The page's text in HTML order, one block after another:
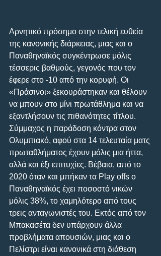
Αρνητικό πρόσημο στην τελική ευθεία
της κανονικής διάρκειας, μιας και ο
Παναθηναϊκός συγκέντρωσε μόλις
τέσσερις βαθμούς, γεγονός που τον
έφερε στο -10 από την κορυφή. Οι
«Πράσινοι» ξεκουράστηκαν και θέλουν
να μπουν στο μίνι πρωτάθλημα και να
εξαντλήσουν τις πιθανότητες τίτλου.
Σύμμαχος η παράδοση κόντρα στον
Ολυμπιακό, αφού στα 14 τελευταία ματς
πρωταθλήματος έχουν μόλις μια ήττα,
αλλά και έξι επιτυχίες. Βέβαια, από το
2020 όταν και μπήκαν τα Play offs o
Παναθηναϊκός έχει ποσοστό νικών
μόλις 38%, το χαμηλότερο από τους
τρεις ανταγωνιστές του. Εκτός από τον
Μπακασέτα δεν υπάρχουν άλλα
προβλήματα απουσιών, μιας και ο
Πελίστρι είναι κανονικά στη διάθεση